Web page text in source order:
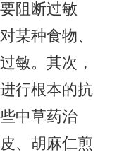
阻断过敏
某种食物、
敏。其次，
行根本的抗
中草药治
、胡麻仁煎